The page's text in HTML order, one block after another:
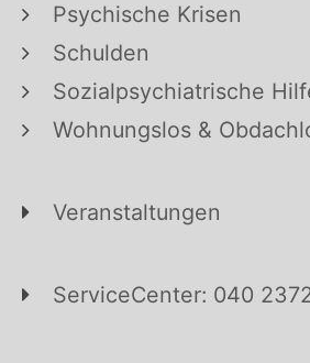
Psychische Krisen
Schulden
Sozialpsychiatrische
Wohnungslos &
Veranstaltungen
ServiceCenter: 040